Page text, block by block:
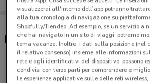
Negozi Solaris nelle vicinanze
Via Cola Di Rienzo Roma
2.9 km
APERTO
visualizzerai all'interno dell’app potranno
alla tua cronologia di navigazione su
Shopfully/Tiendeo. Ad esempio, se un servizio a
che hai navigato in un sito di viaggi, potremo
tema vacanze. Inoltre, i dati sulla posizione (nel
il relativo consenso) insieme alle informazioni
rete e agli identificativi del dispositivo, possono
condivisi con terze parti per comprendere e
le esperienze applicative sulle delle reti